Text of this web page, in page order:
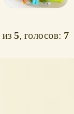
из5, голосов: 7